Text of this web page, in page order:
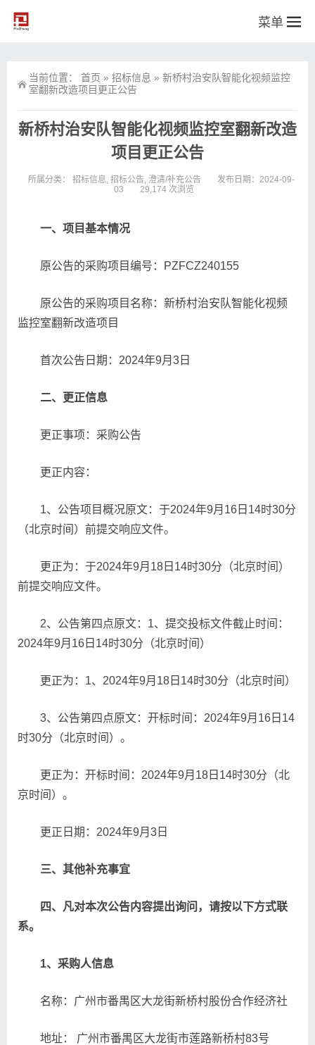
菜单
当前位置： 首页 » 招标信息 » 新桥村治安队智能化视频监控
室翻新改造项目更正公告
新桥村治安队智能化视频监控室翻新改造
项目更正公告
所属分类： 招标信息, 招标公告, 澄清/补充公告
发布日期：2024-09-
03
29,174 次浏览
一、项目基本情况
原公告的采购项目编号：PZFCZ240155
原公告的采购项目名称：新桥村治安队智能化视频
监控室翻新改造项目
首次公告日期：2024年9月3日
二、更正信息
更正事项：采购公告
更正内容：
1、公告项目概况原文：于2024年9月16日14时30分
（北京时间）前提交响应文件。
更正为：于2024年9月18日14时30分（北京时间）
前提交响应文件。
2、公告第四点原文：1、提交投标文件截止时间：
2024年9月16日14时30分（北京时间）
更正为：1、2024年9月18日14时30分（北京时间）
3、公告第四点原文：开标时间：2024年9月16日14
时30分（北京时间）。
更正为：开标时间：2024年9月18日14时30分（北
京时间）。
更正日期：2024年9月3日
三、其他补充事宜
四、凡对本次公告内容提出询问，请按以下方式联
系。
1、采购人信息
名称：广州市番禺区大龙街新桥村股份合作经济社
地址： 广州市番禺区大龙街市莲路新桥村83号